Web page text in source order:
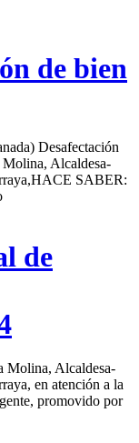
de bien
Desafectación
Alcaldesa-
SABER:
de
Alcaldesa-
en atención a la
promovido por